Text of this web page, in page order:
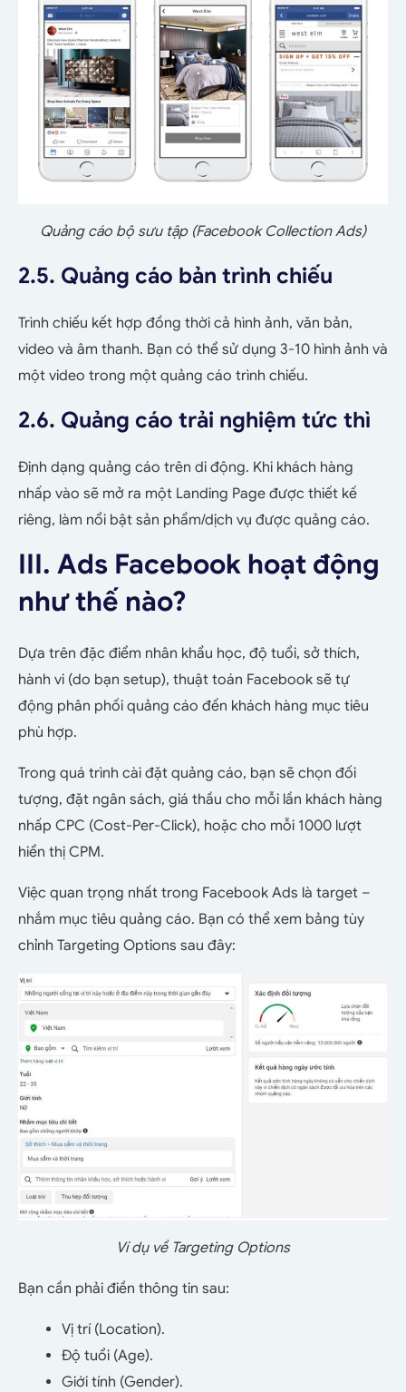
Quảng cáo bộ sưu tập (Facebook Collection Ads)
2.5. Quảng cáo bản trình chiếu
Trình chiếu kết hợp đồng thời cả hình ảnh, văn bản,
video và âm thanh. Bạn có thể sử dụng 3-10 hình ảnh và
một video trong một quảng cáo trình chiếu.
2.6. Quảng cáo trải nghiệm tức thì
Định dạng quảng cáo trên di động. Khi khách hàng
nhấp vào sẽ mở ra một Landing Page được thiết kế
riêng, làm nổi bật sản phẩm/dịch vụ được quảng cáo.
III. Ads Facebook hoạt động
như thế nào?
Dựa trên đặc điểm nhân khẩu học, độ tuổi, sở thích,
hành vi (do bạn setup), thuật toán Facebook sẽ tự
động phân phối quảng cáo đến khách hàng mục tiêu
phù hợp.
Trong quá trình cài đặt quảng cáo, bạn sẽ chọn đối
tượng, đặt ngân sách, giá thầu cho mỗi lần khách hàng
nhấp CPC (Cost-Per-Click), hoặc cho mỗi 1000 lượt
hiển thị CPM.
Việc quan trọng nhất trong Facebook Ads là target –
nhắm mục tiêu quảng cáo. Bạn có thể xem bảng tùy
chỉnh Targeting Options sau đây:
Ví dụ về Targeting Options
Bạn cần phải điền thông tin sau:
Vị trí (Location).
Độ tuổi (Age).
Giới tính (Gender).